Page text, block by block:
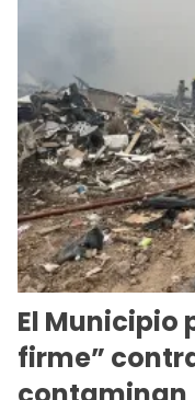
El Municipio
firme”